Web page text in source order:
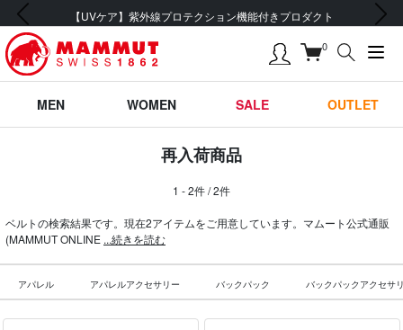
【UVケア】紫外線プロテクション機能付きプロダクト
前の画像 次の画像
0
MEN WOMEN SALE OUTLET
再入荷商品
1 - 2件 / 2件
ベルトの検索結果です。現在2アイテムをご用意しています。マムート公式通販
(MAMMUT ONLINE ...続きを読む
アパレル アパレルアクセサリー バックパック バックパックアクセサ